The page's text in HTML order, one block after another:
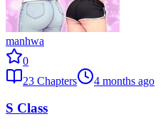
manhwa
0
23 Chapters 4 months ago
S Class